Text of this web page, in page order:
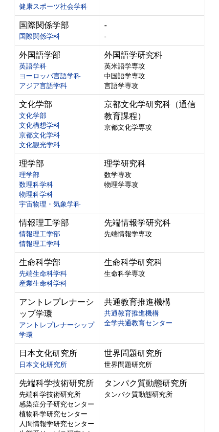
健康スポーツ社会学科
国際関係学部
国際関係学科
-
-
外国語学部
英語学科
ヨーロッパ言語学科
アジア言語学科
外国語学研究科
英米語学専攻
中国語学専攻
言語学専攻
文化学部
文化学部
文化構想学科
京都文化学科
文化観光学科
京都文化学研究科（通信
教育課程）
京都文化学専攻
理学部
理学部
数理科学科
物理科学科
宇宙物理・気象学科
理学研究科
数学専攻
物理学専攻
情報理工学部
情報理工学部
情報理工学科
先端情報学研究科
先端情報学専攻
生命科学部
先端生命科学科
産業生命科学科
生命科学研究科
生命科学専攻
アントレプレナーシ
ップ学環
アントレプレナーシップ
学環
共通教育推進機構
共通教育推進機構
全学共通教育センター
日本文化研究所
日本文化研究所
世界問題研究所
世界問題研究所
先端科学技術研究所
先端科学技術研究所
感染症分子研究センター
植物科学研究センター
人間情報学研究センター
タンパク質動態研究所
タンパク質動態研究所